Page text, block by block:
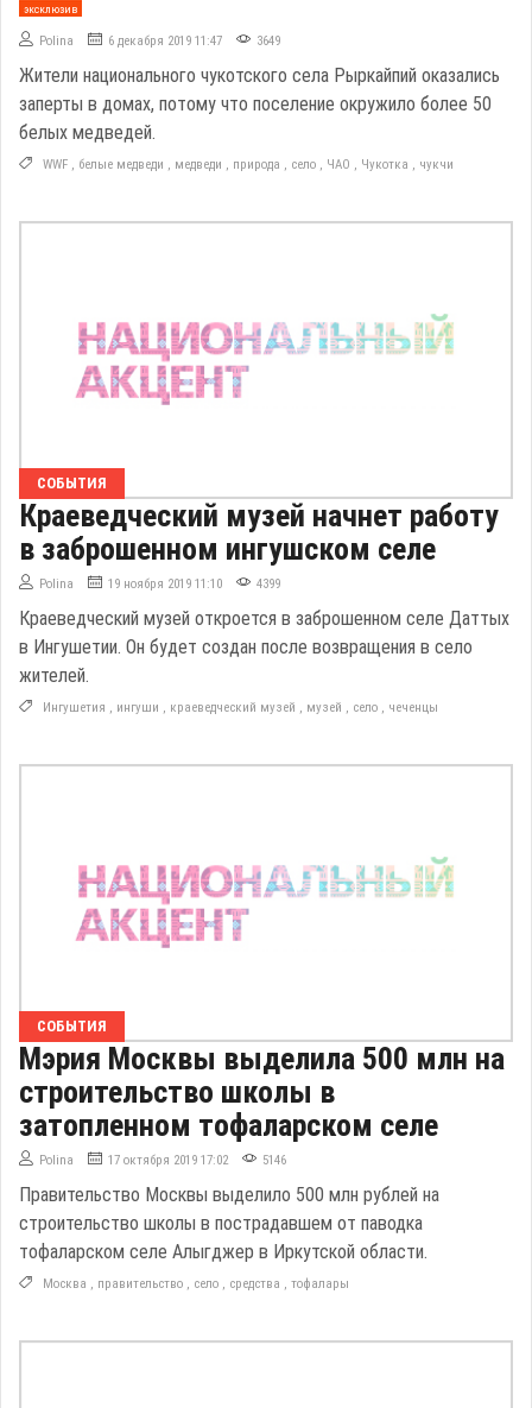
эксклюзив
Polina 6 декабря 2019 11:47 3649
Жители национального чукотского села Рыркайпий оказались
заперты в домах, потому что поселение окружило более 50
белых медведей.
WWF , белые медведи , медведи , природа , село , ЧАО , Чукотка , чукчи
СОБЫТИЯ
Краеведческий музей начнет работу
в заброшенном ингушском селе
Polina 19 ноября 2019 11:10 4399
Краеведческий музей откроется в заброшенном селе Даттых
в Ингушетии. Он будет создан после возвращения в село
жителей.
Ингушетия , ингуши , краеведческий музей , музей , село , чеченцы
СОБЫТИЯ
Мэрия Москвы выделила 500 млн на
строительство школы в
затопленном тофаларском селе
Polina 17 октября 2019 17:02 5146
Правительство Москвы выделило 500 млн рублей на
строительство школы в пострадавшем от паводка
тофаларском селе Алыгджер в Иркутской области.
Москва , правительство , село , средства , тофалары